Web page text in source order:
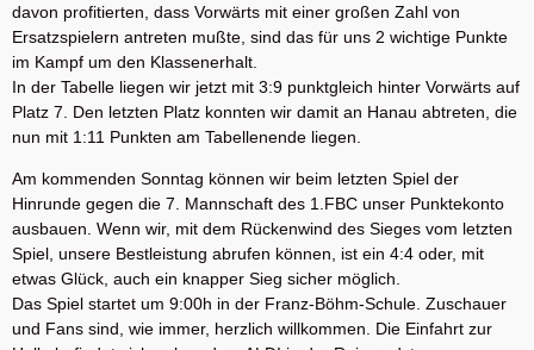
davon profitierten, dass Vorwärts mit einer großen Zahl von
Ersatzspielern antreten mußte, sind das für uns 2 wichtige Punkte
im Kampf um den Klassenerhalt.
In der Tabelle liegen wir jetzt mit 3:9 punktgleich hinter Vorwärts auf
Platz 7. Den letzten Platz konnten wir damit an Hanau abtreten, die
nun mit 1:11 Punkten am Tabellenende liegen.
Am kommenden Sonntag können wir beim letzten Spiel der
Hinrunde gegen die 7. Mannschaft des 1.FBC unser Punktekonto
ausbauen. Wenn wir, mit dem Rückenwind des Sieges vom letzten
Spiel, unsere Bestleistung abrufen können, ist ein 4:4 oder, mit
etwas Glück, auch ein knapper Sieg sicher möglich.
Das Spiel startet um 9:00h in der Franz-Böhm-Schule. Zuschauer
und Fans sind, wie immer, herzlich willkommen. Die Einfahrt zur